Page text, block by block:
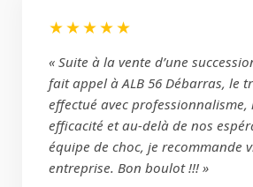
★★★★★
« Suite à la vente d’une
fait appel à ALB 56 Débarras, le
effectué avec professionnalisme,
efficacité et au-delà de nos
équipe de choc, je recommande
entreprise. Bon boulot !!! »